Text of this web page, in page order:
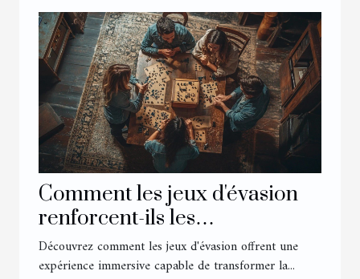
Comment les jeux d'évasion
renforcent-ils les
compétences en équipe ?
Découvrez comment les jeux d'évasion offrent une
expérience immersive capable de transformer la...